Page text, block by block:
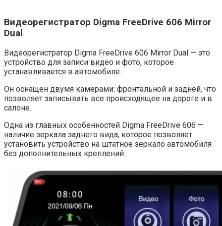
Видеорегистратор Digma FreeDrive 606 Mirror
Dual
Видеорегистратор Digma FreeDrive 606 Mirror Dual — это
устройство для записи видео и фото, которое
устанавливается в автомобиле.
Он оснащен двумя камерами: фронтальной и задней, что
позволяет записывать все происходящее на дороге и в
салоне.
Одна из главных особенностей Digma FreeDrive 606 —
наличие зеркала заднего вида, которое позволяет
установить устройство на штатное зеркало автомобиля
без дополнительных креплений.